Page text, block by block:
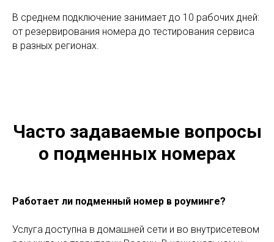
В среднем подключение занимает до 10 рабочих дней:
от резервирования номера до тестирования сервиса
в разных регионах.
Часто задаваемые вопросы
о подменных номерах
Работает ли подменный номер в роуминге?
Услуга доступна в домашней сети и во внутрисетевом